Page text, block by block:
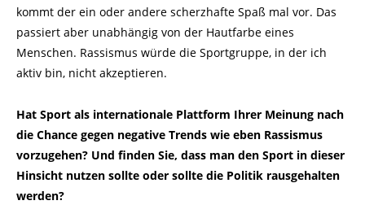
kommt der ein oder andere scherzhafte Spaß mal vor. Das
passiert aber unabhängig von der Hautfarbe eines
Menschen. Rassismus würde die Sportgruppe, in der ich
aktiv bin, nicht akzeptieren.
Hat Sport als internationale Plattform Ihrer Meinung nach
die Chance gegen negative Trends wie eben Rassismus
vorzugehen? Und finden Sie, dass man den Sport in dieser
Hinsicht nutzen sollte oder sollte die Politik rausgehalten
werden?